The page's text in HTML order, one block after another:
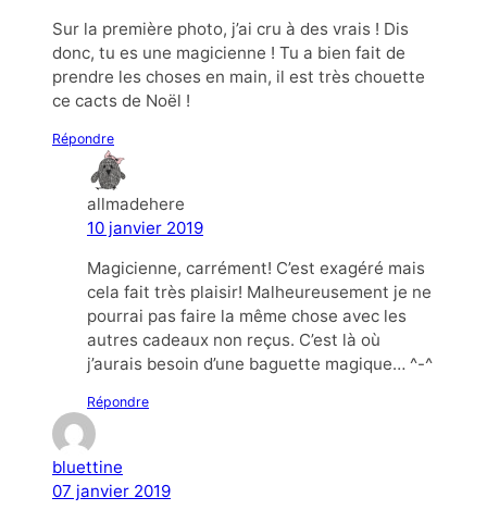
Sur la première photo, j’ai cru à des vrais ! Dis
donc, tu es une magicienne ! Tu a bien fait de
prendre les choses en main, il est très chouette
ce cacts de Noël !
Répondre
allmadehere
10 janvier 2019
Magicienne, carrément! C’est exagéré mais
cela fait très plaisir! Malheureusement je ne
pourrai pas faire la même chose avec les
autres cadeaux non reçus. C’est là où
j’aurais besoin d’une baguette magique… ^-^
Répondre
bluettine
07 janvier 2019